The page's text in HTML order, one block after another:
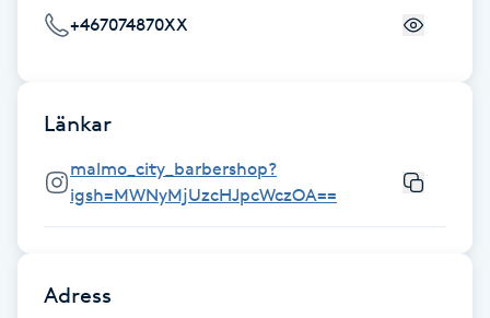
Fransk manikyr
Fransrengöring
Frekvensterapi
Friskvård
Friskvårdsmassage
+467074870XX
Länkar
malmo_city_barbershop?
igsh=MWNyMjUzcHJpcWczOA==
Adress